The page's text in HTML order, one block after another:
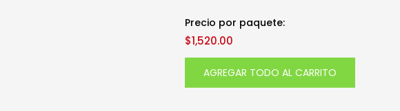
Precio por paquete:
$1,520.00